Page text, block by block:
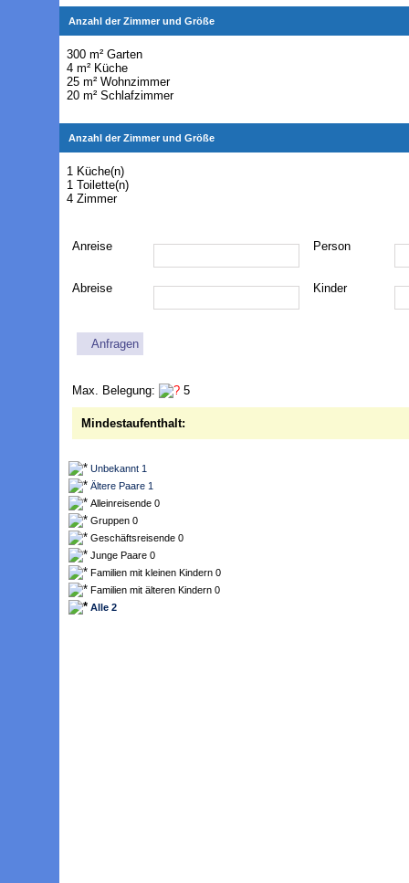
Anzahl der Zimmer und Größe
300 m² Garten
4 m² Küche
25 m² Wohnzimmer
20 m² Schlafzimmer
Anzahl der Zimmer und Größe
1 Küche(n)
1 Toilette(n)
4 Zimmer
Anreise Person
Abreise Kinder
Anfragen
Max. Belegung: 5
Mindestaufenthalt:
Unbekannt 1
Ältere Paare 1
Alleinreisende 0
Gruppen 0
Geschäftsreisende 0
Junge Paare 0
Familien mit kleinen Kindern 0
Familien mit älteren Kindern 0
Alle 2